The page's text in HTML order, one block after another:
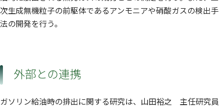
次生成無機粒子の前駆体であるアンモニアや硝酸ガスの検出手
法の開発を行う。
外部との連携
ガソリン給油時の排出に関する研究は、山田裕之 主任研究員